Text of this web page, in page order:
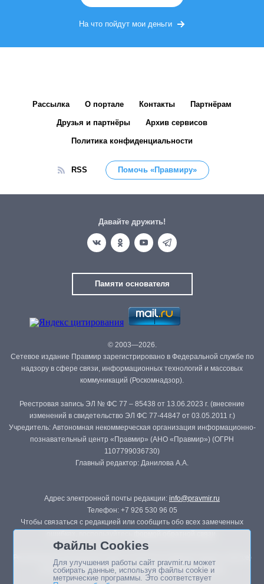
На что пойдут мои деньги
Рассылка О портале Контакты Партнёрам
Друзья и партнёры Архив сервисов
Политика конфиденциальности
RSS Помочь «Правмиру»
Давайте дружить!
Памяти основателя
© 2003—2026.
Сетевое издание Правмир зарегистрировано в Федеральной службе по
надзору в сфере связи, информационных технологий и массовых
коммуникаций (Роскомнадзор).
Реестровая запись ЭЛ № ФС 77 – 85438 от 13.06.2023 г. (внесение
изменений в свидетельство ЭЛ ФС 77-44847 от 03.05.2011 г.)
Учредитель: Автономная некоммерческая организация информационно-
познавательный центр «Правмир» (АНО «Правмир») (ОГРН
1107799036730)
Главный редактор: Данилова А.А.
Адрес электронной почты редакции: info@pravmir.ru
Телефон: +7 926 530 96 05
Чтобы связаться с редакцией или сообщить обо всех замеченных
Републикация материалов сайта в печатных изданиях (книгах, прессе)
возможна только с письменного разрешения редакции.
Файлы Cookies
Для улучшения работы сайт pravmir.ru может
собирать данные, используя файлы cookie и
метрические программы. Это соответствует